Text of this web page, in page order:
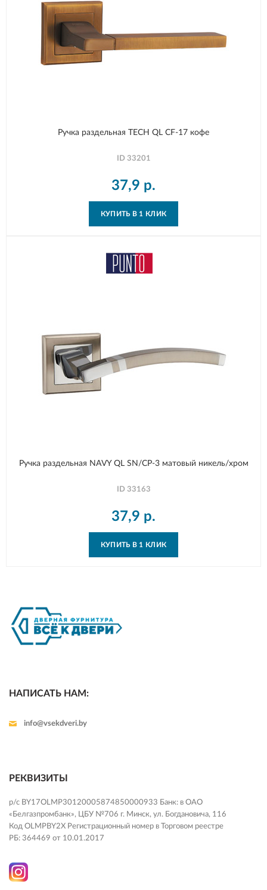
Ручка раздельная TECH QL CF-17 кофе
ID 33201
37,9 р.
КУПИТЬ В 1 КЛИК
Ручка раздельная NAVY QL SN/CP-3 матовый никель/хром
ID 33163
37,9 р.
КУПИТЬ В 1 КЛИК
НАПИСАТЬ НАМ:
info@vsekdveri.by
РЕКВИЗИТЫ
р/с BY17OLMP30120005874850000933 Банк: в ОАО
«Белгазпромбанк», ЦБУ №706 г. Минск, ул. Богдановича, 116
Код OLMPBY2X Регистрационный номер в Торговом реестре
РБ: 364469 от 10.01.2017